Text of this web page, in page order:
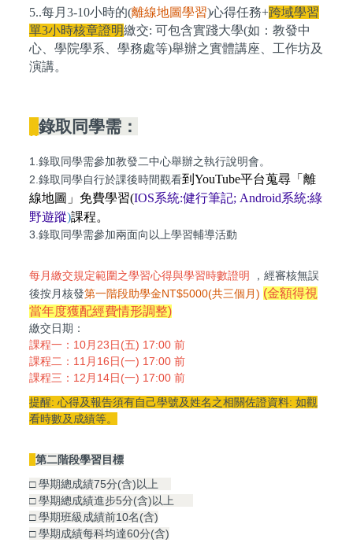
5..每月3-10小時的(離線地圖學習)心得任務+跨域學習
單3小時核章證明繳交: 可包含實踐大學(如：教發中
心、學院學系、學務處等)舉辦之實體講座、工作坊及
演講。
錄取同學需：
1.錄取同學需參加教發二中心舉辦之執行說明會。
2.錄取同學自行於課後時間觀看到YouTube平台蒐尋「離
線地圖」免費學習(IOS系統:健行筆記; Android系統:綠
野遊蹤)課程。
3.錄取同學需參加兩面向以上學習輔導活動
每月繳交規定範圍之學習心得與學習時數證明
，經審核無誤
後按月核發第一階段助學金NT$5000(共三個月) (金額得視
當年度獲配經費情形調整)
繳交日期：
課程一：10月23日(五) 17:00 前
課程二：11月16日(一) 17:00 前
課程三：12月14日(一) 17:00 前
提醒: 心得及報告須有自己學號及姓名之相關佐證資料: 如觀
看時數及成績等。
第二階段學習目標
□ 學期總成績75分(含)以上
□ 學期總成績進步5分(含)以上
□ 學期班級成績前10名(含)
□ 學期成績每科均達60分(含)